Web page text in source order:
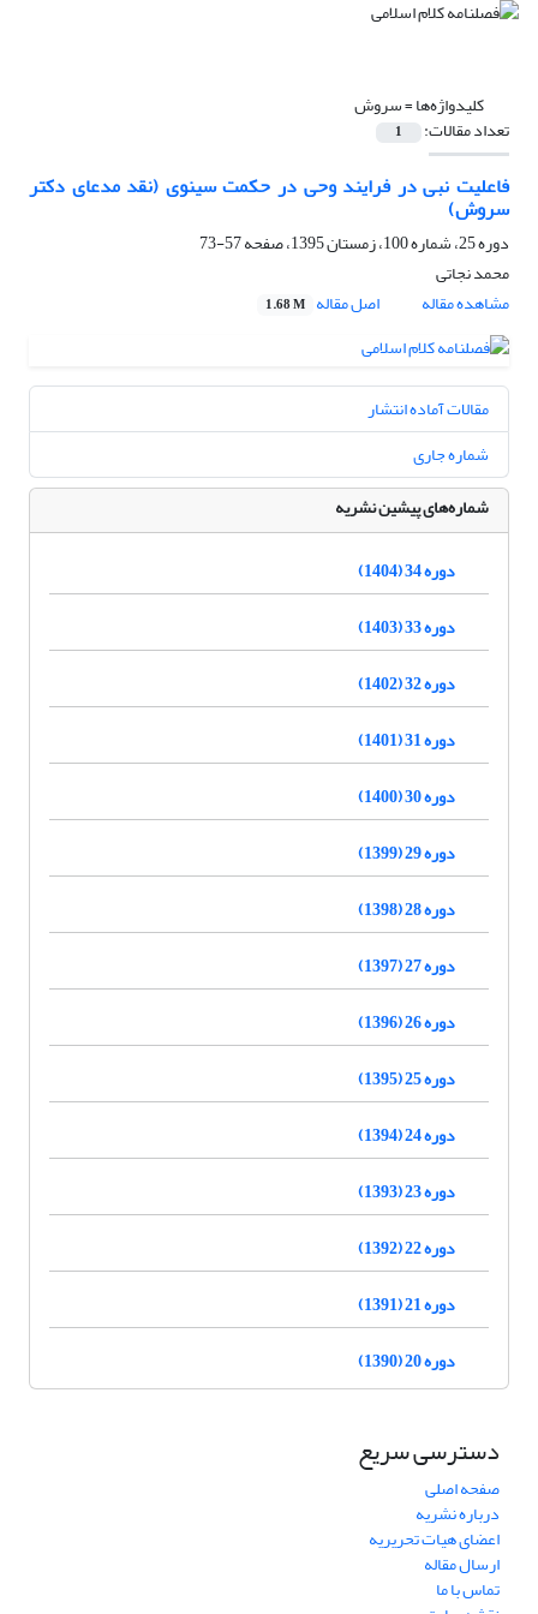
کلیدواژه‌ها =سروش
تعداد مقالات: 1
فاعلیت نبی در فرایند وحی در حکمت سینوی (نقد مدعای دکتر
سروش)
دوره 25، شماره 100، زمستان 1395، صفحه
57-73
محمد نجاتی
مشاهده مقاله
اصل مقاله 1.68 M
مقالات آماده انتشار
شماره جاری
شماره‌های پیشین نشریه
دوره 34 (1404)
دوره 33 (1403)
دوره 32 (1402)
دوره 31 (1401)
دوره 30 (1400)
دوره 29 (1399)
دوره 28 (1398)
دوره 27 (1397)
دوره 26 (1396)
دوره 25 (1395)
دوره 24 (1394)
دوره 23 (1393)
دوره 22 (1392)
دوره 21 (1391)
دوره 20 (1390)
دسترسی سریع
صفحه اصلی
درباره نشریه
اعضای هیات تحریریه
ارسال مقاله
تماس با ما